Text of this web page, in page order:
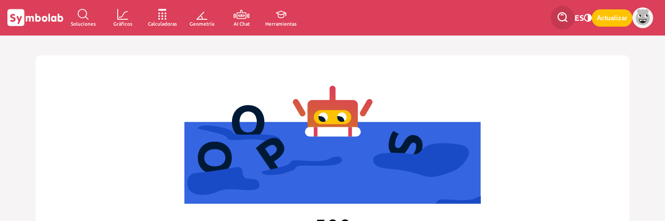
Soluciones Gráficos Calculadoras Geometría AI Chat Herramientas
ES Actualizar